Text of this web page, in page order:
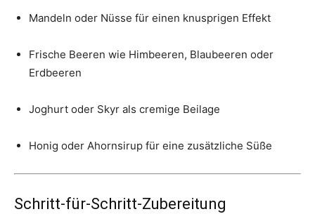
Mandeln oder Nüsse für einen knusprigen Effekt
Frische Beeren wie Himbeeren, Blaubeeren oder
Erdbeeren
Joghurt oder Skyr als cremige Beilage
Honig oder Ahornsirup für eine zusätzliche Süße
Schritt-für-Schritt-Zubereitung